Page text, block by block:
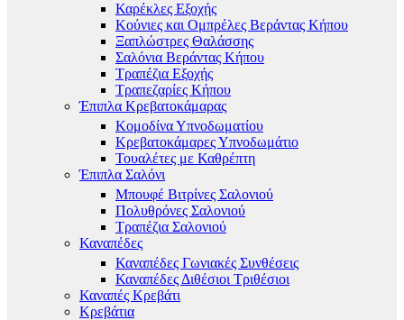
Καρέκλες Εξοχής
Κούνιες και Ομπρέλες Βεράντας Κήπου
Ξαπλώστρες Θαλάσσης
Σαλόνια Βεράντας Κήπου
Τραπέζια Εξοχής
Τραπεζαρίες Κήπου
Έπιπλα Κρεβατοκάμαρας
Κομοδίνα Υπνοδωματίου
Κρεβατοκάμαρες Υπνοδωμάτιο
Τουαλέτες με Καθρέπτη
Έπιπλα Σαλόνι
Μπουφέ Βιτρίνες Σαλονιού
Πολυθρόνες Σαλονιού
Τραπέζια Σαλονιού
Καναπέδες
Καναπέδες Γωνιακές Συνθέσεις
Καναπέδες Διθέσιοι Τριθέσιοι
Καναπές Κρεβάτι
Κρεβάτια